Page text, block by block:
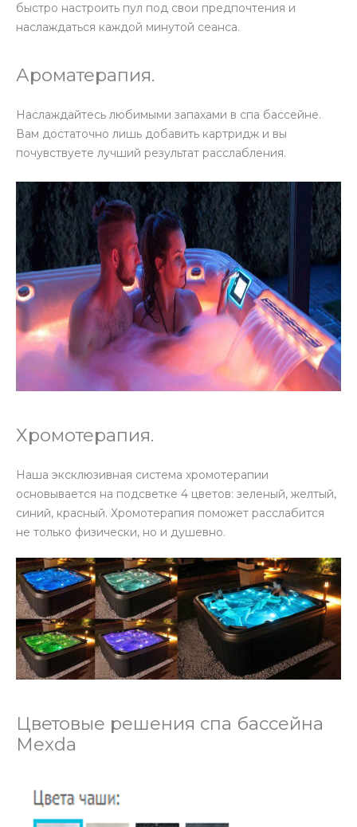
быстро настроить пул под свои предпочтения и
наслаждаться каждой минутой сеанса.
Ароматерапия.
Наслаждайтесь любимыми запахами в спа бассейне.
Вам достаточно лишь добавить картридж и вы
почувствуете лучший результат расслабления.
Хромотерапия.
Наша эксклюзивная система хромотерапии
основывается на подсветке 4 цветов: зеленый, желтый,
синий, красный. Хромотерапия поможет расслабится
не только физически, но и душевно.
Цветовые решения спа бассейна
Mexda